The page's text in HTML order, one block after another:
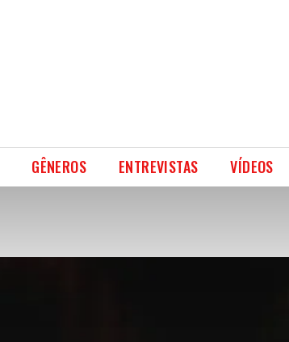
GÊNEROS ENTREVISTAS VÍDEOS